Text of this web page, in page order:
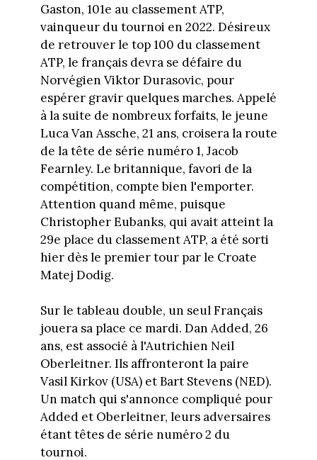
Gaston, 101e au classement ATP,
vainqueur du tournoi en 2022. Désireux
de retrouver le top 100 du classement
ATP, le français devra se défaire du
Norvégien Viktor Durasovic, pour
espérer gravir quelques marches. Appelé
à la suite de nombreux forfaits, le jeune
Luca Van Assche, 21 ans, croisera la route
de la tête de série numéro 1, Jacob
Fearnley. Le britannique, favori de la
compétition, compte bien l'emporter.
Attention quand même, puisque
Christopher Eubanks, qui avait atteint la
29e place du classement ATP, a été sorti
hier dès le premier tour par le Croate
Matej Dodig.
Sur le tableau double, un seul Français
jouera sa place ce mardi. Dan Added, 26
ans, est associé à l'Autrichien Neil
Oberleitner. Ils affronteront la paire
Vasil Kirkov (USA) et Bart Stevens (NED).
Un match qui s'annonce compliqué pour
Added et Oberleitner, leurs adversaires
étant têtes de série numéro 2 du
tournoi.